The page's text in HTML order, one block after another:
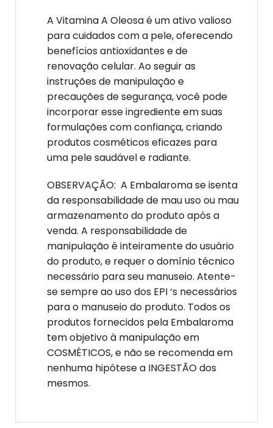
A Vitamina A Oleosa é um ativo valioso
para cuidados com a pele, oferecendo
benefícios antioxidantes e de
renovação celular. Ao seguir as
instruções de manipulação e
precauções de segurança, você pode
incorporar esse ingrediente em suas
formulações com confiança, criando
produtos cosméticos eficazes para
uma pele saudável e radiante.
OBSERVAÇÃO: A Embalaroma se isenta
da responsabilidade de mau uso ou mau
armazenamento do produto após a
venda. A responsabilidade de
manipulação é inteiramente do usuário
do produto, e requer o domínio técnico
necessário para seu manuseio. Atente-
se sempre ao uso dos EPI ‘s necessários
para o manuseio do produto. Todos os
produtos fornecidos pela Embalaroma
tem objetivo à manipulação em
COSMÉTICOS, e não se recomenda em
nenhuma hipótese a INGESTÃO dos
mesmos.